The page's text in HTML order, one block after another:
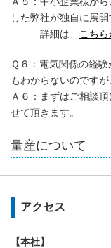
した弊社が独自に展
詳細は、
こちら
Ｑ６：電気関係の経
もわからないのです
Ａ６：まずはご相談
せて頂きます。
量産について
アクセス
【本社】